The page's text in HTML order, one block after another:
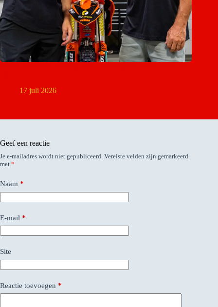
17 juli 2026
Geef een reactie
Je e-mailadres wordt niet gepubliceerd. Vereiste velden zijn gemarkeerd
met *
Naam *
E-mail *
Site
Reactie toevoegen *